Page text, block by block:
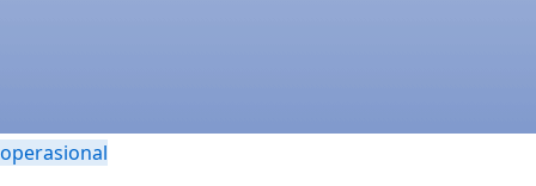
operasional